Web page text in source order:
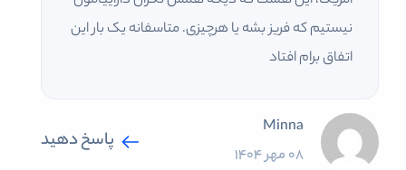
نیستیم که فریز بشه یا هرچیزی. متاسفانه یک بار این
اتفاق برام افتاد
Minna
08 مهر 1404
پاسخ دهید